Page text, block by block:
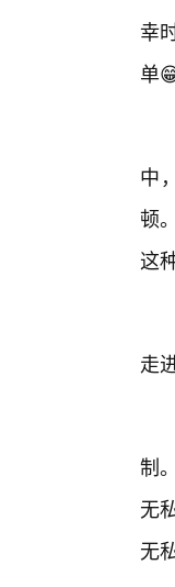
幸
单
中
顿
这
走
制
无
无